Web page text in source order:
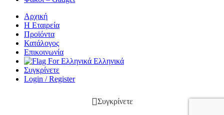
Αρχική
Η Εταιρεία
Προϊόντα
Κατάλογος
Επικοινωνία
Ελληνικά
Συγκρίνετε
Login / Register
Συγκρίνετε